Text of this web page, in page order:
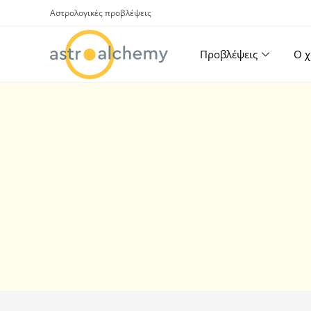
Αστρολογικές προβλέψεις
Προβλέψεις Ο